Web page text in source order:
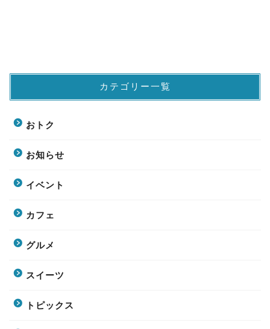
カテゴリー一覧
おトク
お知らせ
イベント
カフェ
グルメ
スイーツ
トピックス